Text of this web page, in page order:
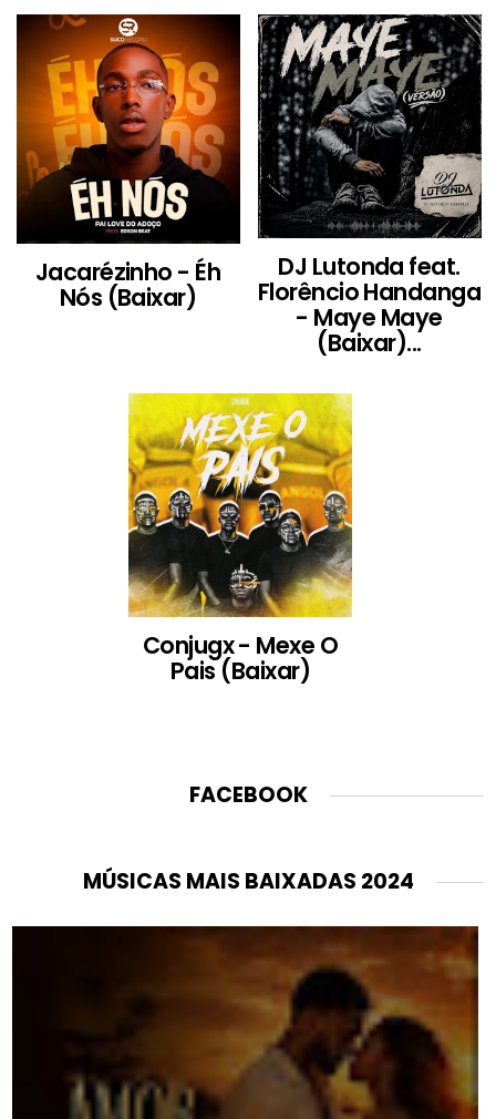
Jacarézinho - Éh
Nós (Baixar)
DJ Lutonda feat.
Florêncio Handanga
- Maye Maye
(Baixar)...
Conjugx - Mexe O
Pais (Baixar)
FACEBOOK
MÚSICAS MAIS BAIXADAS 2024